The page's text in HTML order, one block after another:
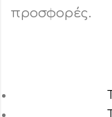
προσφορές.